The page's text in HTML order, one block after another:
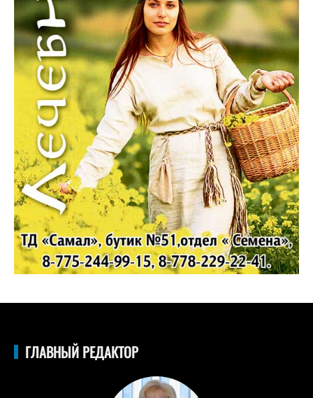
ГЛАВНЫЙ РЕДАКТОР